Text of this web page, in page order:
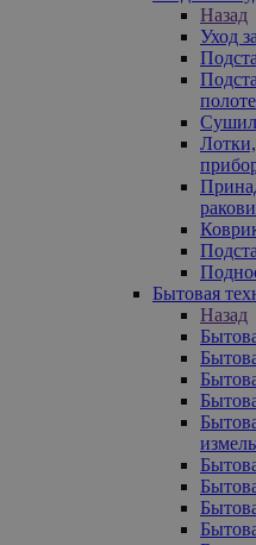
Назад
Уход
Бытовая
Назад